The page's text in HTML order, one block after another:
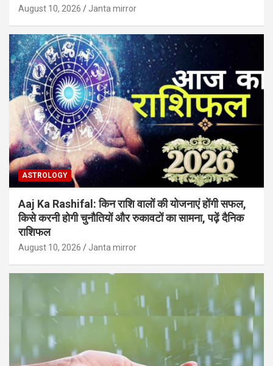
August 10, 2026 Janta mirror
ASTROLOGY
Aaj Ka Rashifal: किन राशि वालों की योजनाएं होंगी सफल,
किसे करनी होगी चुनौतियों और रुकावटों का सामना, पढ़ें दैनिक
राशिफल
August 10, 2026 Janta mirror